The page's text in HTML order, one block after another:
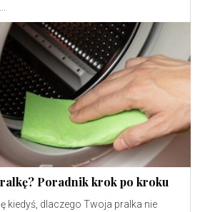
Poradnik krok po kroku
kiedyś, dlaczego Twoja pralka nie